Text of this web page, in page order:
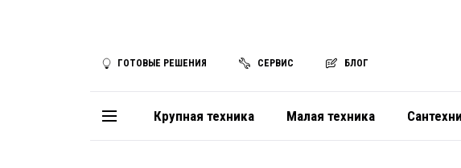
ГОТОВЫЕ РЕШЕНИЯ СЕРВИС БЛОГ
Крупная техника Малая техника